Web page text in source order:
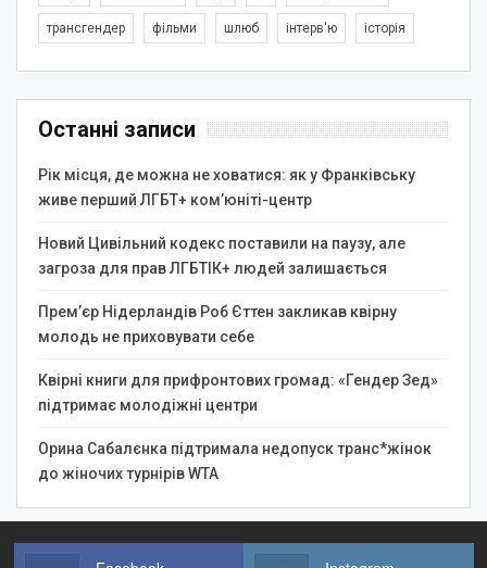
трансгендер фільми шлюб інтерв'ю історія
Останні записи
Рік місця, де можна не ховатися: як у Франківську
живе перший ЛГБТ+ ком’юніті-центр
Новий Цивільний кодекс поставили на паузу, але
загроза для прав ЛГБТІК+ людей залишається
Прем’єр Нідерландів Роб Єттен закликав квірну
молодь не приховувати себе
Квірні книги для прифронтових громад: «Гендер Зед»
підтримає молодіжні центри
Орина Сабалєнка підтримала недопуск транс*жінок
до жіночих турнірів WTA